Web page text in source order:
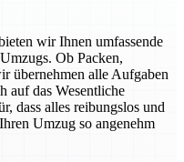
wir Ihnen umfassende
Ob Packen,
übernehmen alle Aufgaben
auf das Wesentliche
dass alles reibungslos und
Umzug so angenehm